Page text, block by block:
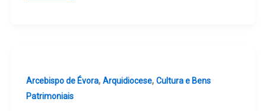
Arcebispo de Évora, Arquidiocese, Cultura e Bens
Patrimoniais